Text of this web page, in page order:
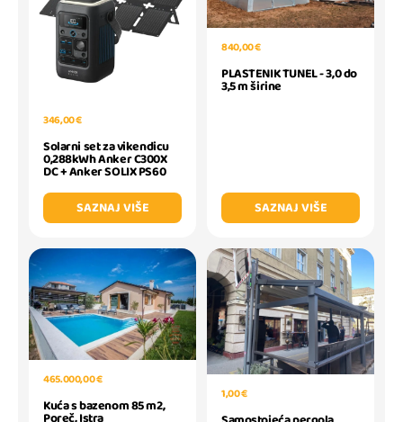
346,00 €
Solarni set za vikendicu
0,288kWh Anker C300X
DC + Anker SOLIX PS60
SAZNAJ VIŠE
840,00 €
PLASTENIK TUNEL - 3,0 do
3,5 m širine
SAZNAJ VIŠE
465.000,00 €
Kuća s bazenom 85 m2,
1,00 €